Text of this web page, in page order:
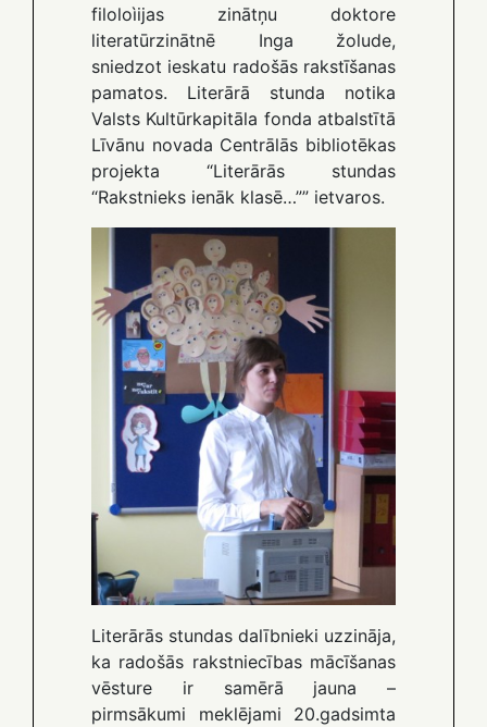
filoloìijas zinātņu doktore
literatūrzinātnē Inga žolude,
sniedzot ieskatu radošās rakstīšanas
pamatos. Literārā stunda notika
Valsts Kultūrkapitāla fonda atbalstītā
Līvānu novada Centrālās bibliotēkas
projekta “Literārās stundas
“Rakstnieks ienāk klasē…”” ietvaros.
Literārās stundas dalībnieki uzzināja,
ka radošās rakstniecības mācīšanas
vēsture ir samērā jauna –
pirmsākumi meklējami 20.gadsimta